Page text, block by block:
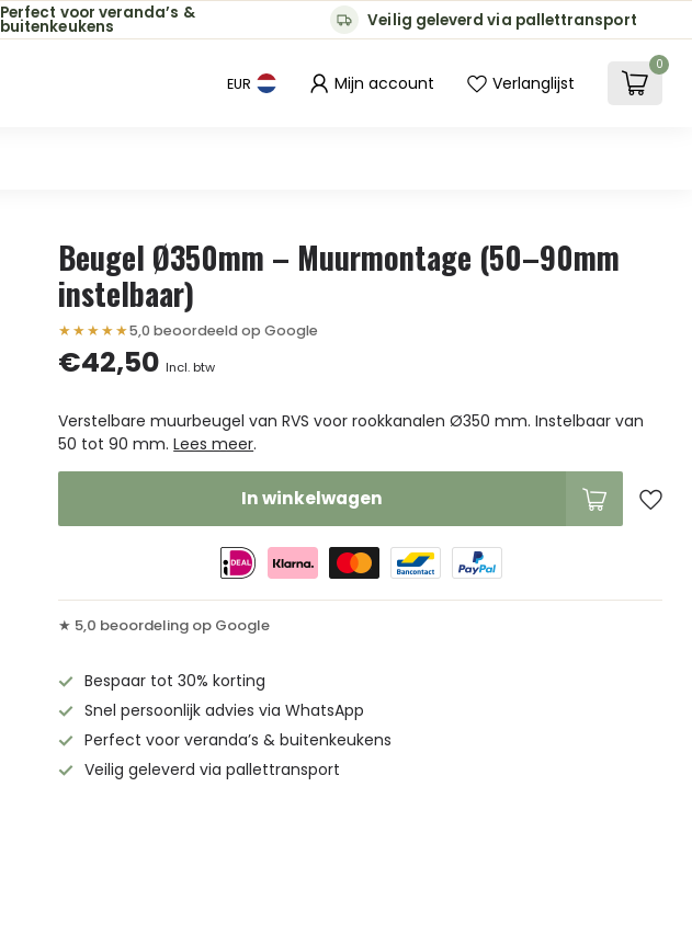
Perfect voor veranda’s &
buitenkeukens Veilig geleverd via pallettransport
EUR Mijn account Verlanglijst
0
Beugel Ø350mm – Muurmontage (50–90mm
instelbaar)
★★★★★5,0 beoordeeld op Google
€42,50Incl. btw
Verstelbare muurbeugel van RVS voor rookkanalen Ø350 mm. Instelbaar van
50 tot 90 mm.Lees meer.
In winkelwagen
★ 5,0 beoordeling op Google
Bespaar tot 30% korting
Snel persoonlijk advies via WhatsApp
Perfect voor veranda’s & buitenkeukens
Veilig geleverd via pallettransport